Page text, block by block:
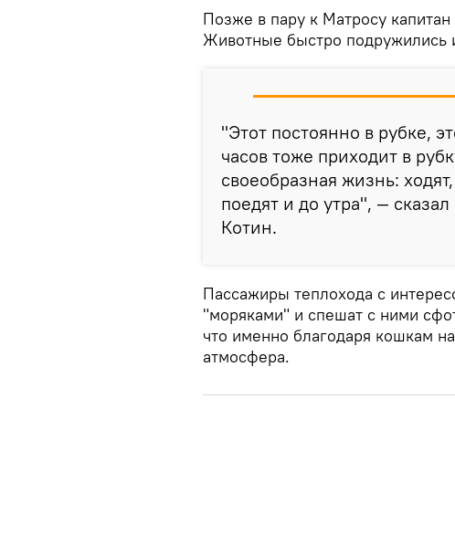
Позже в пару к Матросу
Животные быстро подружились
"Этот постоянно в рубке,
часов тоже приходит в
своеобразная жизнь:
поедят и до утра", —
Котин.
Пассажиры теплохода с
"моряками" и спешат с ними
что именно благодаря кошкам
атмосфера.